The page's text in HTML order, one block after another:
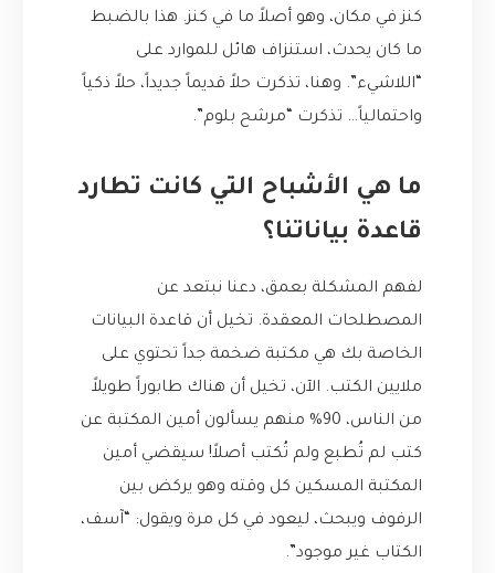
كنز في مكان، وهو أصلاً ما في كنز. هذا بالضبط
ما كان يحدث، استنزاف هائل للموارد على
“اللاشيء”. وهنا، تذكرت حلاً قديماً جديداً، حلاً ذكياً
واحتمالياً… تذكرت “مرشح بلوم”.
ما هي الأشباح التي كانت تطارد
قاعدة بياناتنا؟
لفهم المشكلة بعمق، دعنا نبتعد عن
المصطلحات المعقدة. تخيل أن قاعدة البيانات
الخاصة بك هي مكتبة ضخمة جداً تحتوي على
ملايين الكتب. الآن، تخيل أن هناك طابوراً طويلاً
من الناس، 90% منهم يسألون أمين المكتبة عن
كتب لم تُطبع ولم تُكتب أصلاً! سيقضي أمين
المكتبة المسكين كل وقته وهو يركض بين
الرفوف ويبحث، ليعود في كل مرة ويقول: “آسف،
الكتاب غير موجود”.